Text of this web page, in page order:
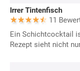
Irrer Tintenfisch
11
Ein Schichtcocktail
Rezept sieht nicht